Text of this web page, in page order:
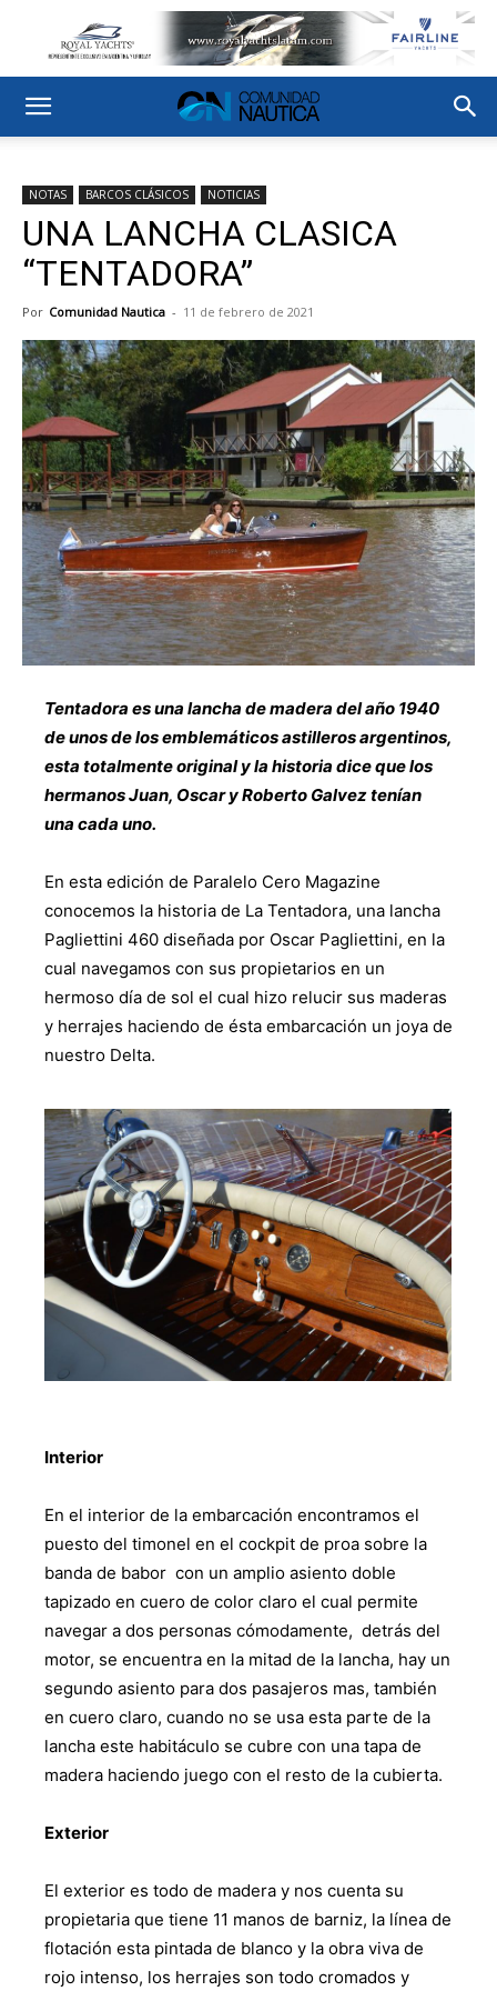
NOTAS BARCOS CLÁSICOS NOTICIAS
UNA LANCHA CLASICA
“TENTADORA”
Por Comunidad Nautica - 11 de febrero de 2021
Tentadora es una lancha de madera del año 1940
de unos de los emblemáticos astilleros argentinos,
esta totalmente original y la historia dice que los
hermanos Juan, Oscar y Roberto Galvez tenían
una cada uno.
En esta edición de Paralelo Cero Magazine
conocemos la historia de La Tentadora, una lancha
Pagliettini 460 diseñada por Oscar Pagliettini, en la
cual navegamos con sus propietarios en un
hermoso día de sol el cual hizo relucir sus maderas
y herrajes haciendo de ésta embarcación un joya de
nuestro Delta.
Interior
En el interior de la embarcación encontramos el
puesto del timonel en el cockpit de proa sobre la
banda de babor con un amplio asiento doble
tapizado en cuero de color claro el cual permite
navegar a dos personas cómodamente, detrás del
motor, se encuentra en la mitad de la lancha, hay un
segundo asiento para dos pasajeros mas, también
en cuero claro, cuando no se usa esta parte de la
lancha este habitáculo se cubre con una tapa de
madera haciendo juego con el resto de la cubierta.
Exterior
El exterior es todo de madera y nos cuenta su
propietaria que tiene 11 manos de barniz, la línea de
flotación esta pintada de blanco y la obra viva de
rojo intenso, los herrajes son todo cromados y